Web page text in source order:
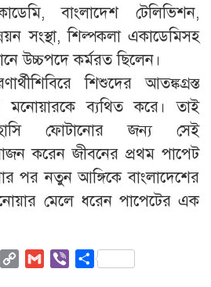
বাংলাদেশ টেলিভিশন,
সংস্থা, শিল্পকলা একাডেমিসহ
উচ্চপদে কর্মরত ছিলেন।
শিশুদের আতঙ্কগ্রস্ত
মনোয়ারকে ব্যথিত করে। তাই
ফোটানোর জন্য সেই
করেন জীবনের প্রথম পাপেট
পর নতুন আঙ্গিকে বাংলাদেশের
মেলে ধরেন পাপেটের এক
Email
Copy
Gmail ViberShare